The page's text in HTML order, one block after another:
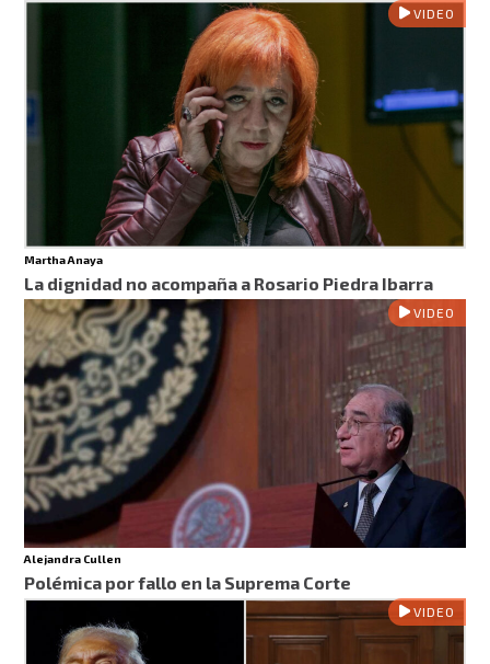
VIDEO
Martha Anaya
La dignidad no acompaña a Rosario Piedra Ibarra
VIDEO
Alejandra Cullen
Polémica por fallo en la Suprema Corte
VIDEO